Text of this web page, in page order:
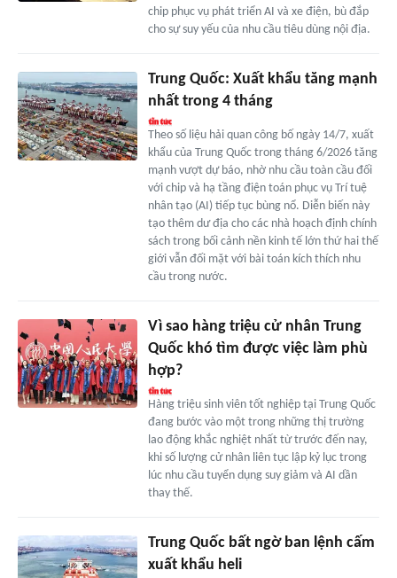
chip phục vụ phát triển AI và xe điện, bù đắp
cho sự suy yếu của nhu cầu tiêu dùng nội địa.
Trung Quốc: Xuất khẩu tăng mạnh
nhất trong 4 tháng
Theo số liệu hải quan công bố ngày 14/7, xuất
khẩu của Trung Quốc trong tháng 6/2026 tăng
mạnh vượt dự báo, nhờ nhu cầu toàn cầu đối
với chip và hạ tầng điện toán phục vụ Trí tuệ
nhân tạo (AI) tiếp tục bùng nổ. Diễn biến này
tạo thêm dư địa cho các nhà hoạch định chính
sách trong bối cảnh nền kinh tế lớn thứ hai thế
giới vẫn đối mặt với bài toán kích thích nhu
cầu trong nước.
Vì sao hàng triệu cử nhân Trung
Quốc khó tìm được việc làm phù
hợp?
Hàng triệu sinh viên tốt nghiệp tại Trung Quốc
đang bước vào một trong những thị trường
lao động khắc nghiệt nhất từ trước đến nay,
khi số lượng cử nhân liên tục lập kỷ lục trong
lúc nhu cầu tuyển dụng suy giảm và AI dần
thay thế.
Trung Quốc bất ngờ ban lệnh cấm
xuất khẩu heli